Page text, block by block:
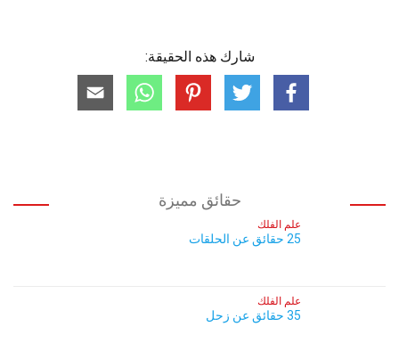
شارك هذه الحقيقة:
حقائق مميزة
علم الفلك
25 حقائق عن الحلقات
علم الفلك
35 حقائق عن زحل